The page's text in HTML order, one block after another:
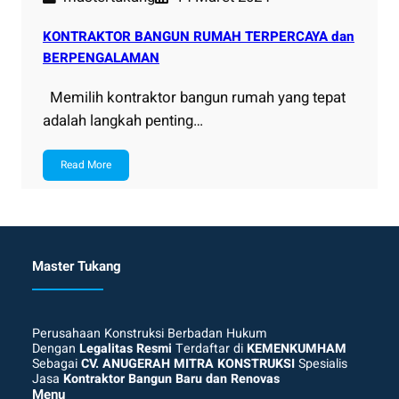
KONTRAKTOR BANGUN RUMAH TERPERCAYA dan
BERPENGALAMAN
Memilih kontraktor bangun rumah yang tepat
adalah langkah penting…
Read More
Master Tukang
Perusahaan Konstruksi Berbadan Hukum
Dengan Legalitas Resmi Terdaftar diKEMENKUMHAM
SebagaiCV. ANUGERAH MITRA KONSTRUKSISpesialis
Jasa Kontraktor Bangun Baru dan Renovas
Menu